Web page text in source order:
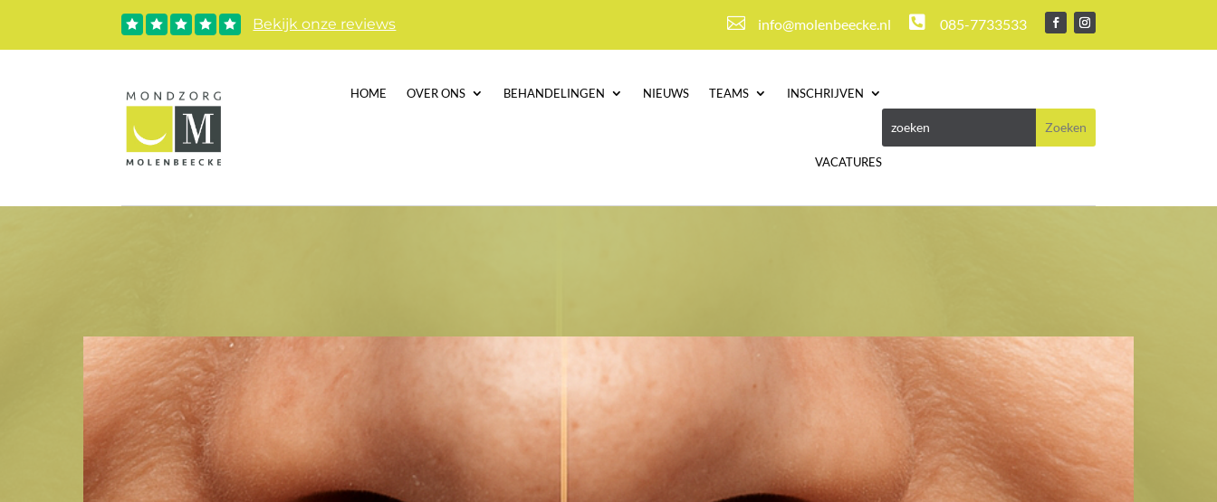
     Bekijk onze reviews  info@molenbeecke.nl  085-7733533
HOME OVER ONS BEHANDELINGEN NIEUWS TEAMS INSCHRIJVEN
VACATURES